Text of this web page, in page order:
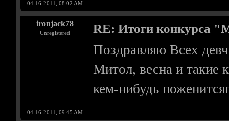
04-16-2011, 08:02 AM
ironjack78
Unregistered RE: Итоги конкурса
Поздравляю Всех
Митол, весна и такие
кем-нибудь
04-16-2011, 09:45 AM